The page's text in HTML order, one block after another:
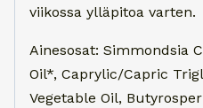
viikossa ylläpitoa varten.
Ainesosat: Simmondsia
Oil*, Caprylic/Capric
Vegetable Oil,